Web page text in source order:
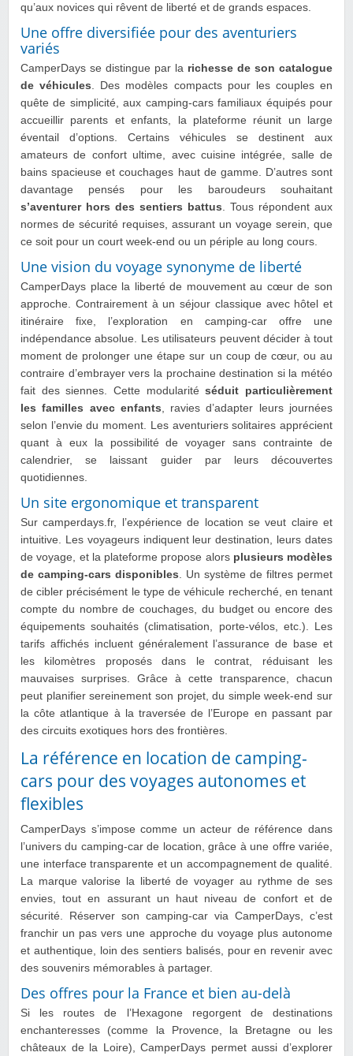
qu’aux novices qui rêvent de liberté et de grands espaces.
Une offre diversifiée pour des aventuriers
variés
CamperDays se distingue par la richesse de son catalogue
de véhicules . Des modèles compacts pour les couples en
quête de simplicité, aux camping-cars familiaux équipés pour
accueillir parents et enfants, la plateforme réunit un large
éventail d’options. Certains véhicules se destinent aux
amateurs de confort ultime, avec cuisine intégrée, salle de
bains spacieuse et couchages haut de gamme. D’autres sont
davantage pensés pour les baroudeurs souhaitant
s’aventurer hors des sentiers battus . Tous répondent aux
normes de sécurité requises, assurant un voyage serein, que
ce soit pour un court week-end ou un périple au long cours.
Une vision du voyage synonyme de liberté
CamperDays place la liberté de mouvement au cœur de son
approche. Contrairement à un séjour classique avec hôtel et
itinéraire fixe, l’exploration en camping-car offre une
indépendance absolue. Les utilisateurs peuvent décider à tout
moment de prolonger une étape sur un coup de cœur, ou au
contraire d’embrayer vers la prochaine destination si la météo
fait des siennes. Cette modularitéséduit particulièrement
les familles avec enfants , ravies d’adapter leurs journées
selon l’envie du moment. Les aventuriers solitaires apprécient
quant à eux la possibilité de voyager sans contrainte de
calendrier, se laissant guider par leurs découvertes
quotidiennes.
Un site ergonomique et transparent
Sur camperdays.fr, l’expérience de location se veut claire et
intuitive. Les voyageurs indiquent leur destination, leurs dates
de voyage, et la plateforme propose alors plusieurs modèles
de camping-cars disponibles . Un système de filtres permet
de cibler précisément le type de véhicule recherché, en tenant
compte du nombre de couchages, du budget ou encore des
équipements souhaités (climatisation, porte-vélos, etc.). Les
tarifs affichés incluent généralement l’assurance de base et
les kilomètres proposés dans le contrat, réduisant les
mauvaises surprises. Grâce à cette transparence, chacun
peut planifier sereinement son projet, du simple week-end sur
la côte atlantique à la traversée de l’Europe en passant par
des circuits exotiques hors des frontières.
La référence en location de camping-
cars pour des voyages autonomes et
flexibles
CamperDays s’impose comme un acteur de référence dans
l’univers du camping-car de location, grâce à une offre variée,
une interface transparente et un accompagnement de qualité.
La marque valorise la liberté de voyager au rythme de ses
envies, tout en assurant un haut niveau de confort et de
sécurité. Réserver son camping-car via CamperDays, c’est
franchir un pas vers une approche du voyage plus autonome
et authentique, loin des sentiers balisés, pour en revenir avec
des souvenirs mémorables à partager.
Des offres pour la France et bien au-delà
Si les routes de l’Hexagone regorgent de destinations
enchanteresses (comme la Provence, la Bretagne ou les
châteaux de la Loire), CamperDays permet aussi d’explorer